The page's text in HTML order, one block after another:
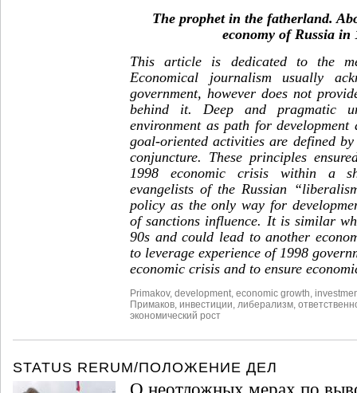
The prophet in the fatherland.
economy of Russia
This article is dedicated to the
Economical journalism usually
government, however does not
behind it. Deep and pragmatic
environment as path for
goal-oriented activities are defined
conjuncture. These principles
1998 economic crisis within a
evangelists of the Russian
policy as the only way for
of sanctions influence. It is similar
90s and could lead to another
to leverage experience of 1998
economic crisis and to ensure
Primakov, development economic growth
Примаков инвестиции либерализм
экономический рост
STATUS RERUM/ПОЛОЖЕНИЕ ДЕЛ